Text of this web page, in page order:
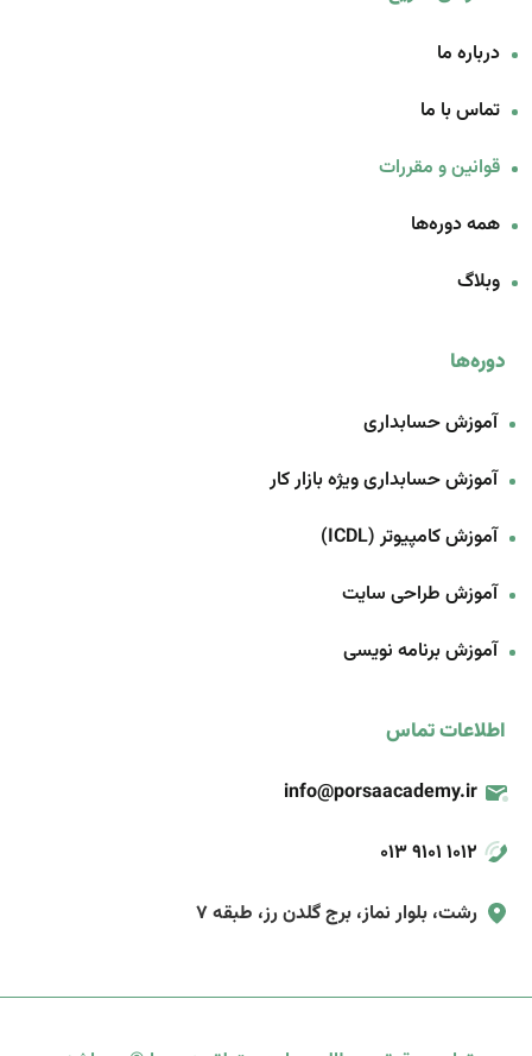
درباره ما
تماس با ما
قوانین و مقررات
همه دوره‌ها
وبلاگ
دوره‌ها
آموزش حسابداری
آموزش حسابداری ویژه بازار کار
آموزش کامپیوتر (ICDL)
آموزش طراحی سایت
آموزش برنامه‌ نویسی
اطلاعات تماس
info@porsaacademy.ir
013 9101 1012
رشت، بلوار نماز، برج گلدن رز، طبقه 7